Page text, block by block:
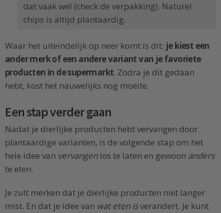
dat vaak wel (check de verpakking). Naturel
chips is altijd plantaardig.
Waar het uiteindelijk op neer komt is dit: je kiest een
ander merk of een andere variant van je favoriete
producten in de supermarkt. Zodra je dit gedaan
hebt, kost het nauwelijks nog moeite.
Een stap verder gaan
Nadat je dierlijke producten hebt vervangen door
plantaardige varianten, is de volgende stap om het
hele idee van vervangenlos te laten en gewoon anders
te eten.
Je zult merken dat je dierlijke producten niet langer
mist. En dat je idee van wat eten isverandert. Je kunt